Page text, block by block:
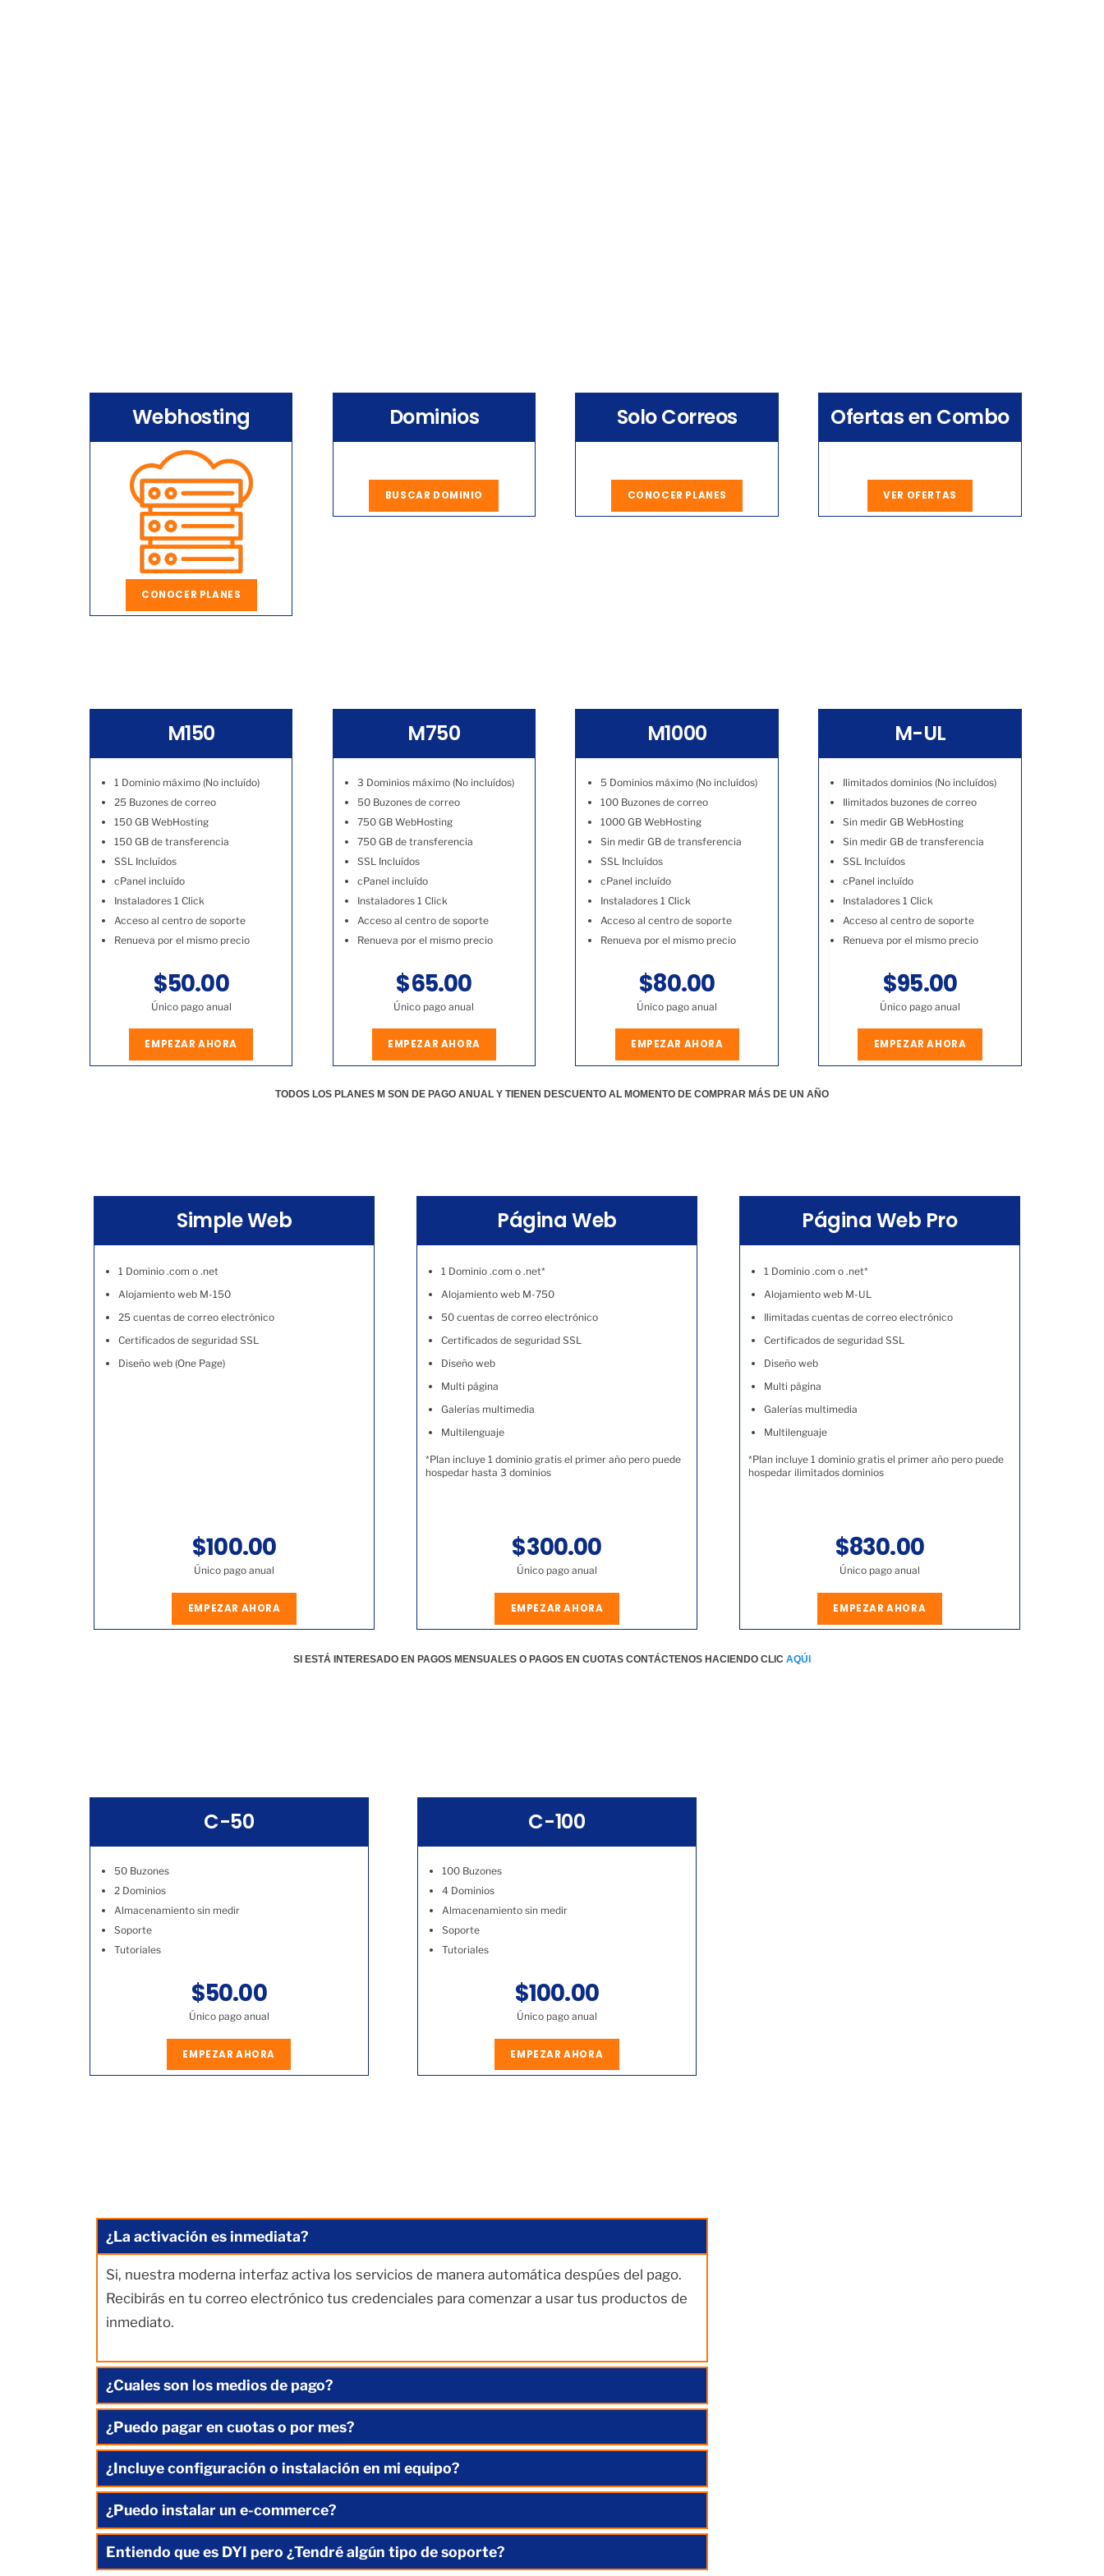
Webhosting
CONOCER PLANES
Dominios
BUSCAR DOMINIO
Solo Correos
CONOCER PLANES
Ofertas en Combo
VER OFERTAS
M150
1 Dominio máximo (No incluído)
25 Buzones de correo
150 GB WebHosting
150 GB de transferencia
SSL Incluídos
cPanel incluído
Instaladores 1 Click
Acceso al centro de soporte
Renueva por el mismo precio
$50.00
Único pago anual
EMPEZAR AHORA
M750
3 Dominios máximo (No incluídos)
50 Buzones de correo
750 GB WebHosting
750 GB de transferencia
SSL Incluídos
cPanel incluído
Instaladores 1 Click
Acceso al centro de soporte
Renueva por el mismo precio
$65.00
Único pago anual
EMPEZAR AHORA
M1000
5 Dominios máximo (No incluídos)
100 Buzones de correo
1000 GB WebHosting
Sin medir GB de transferencia
SSL Incluídos
cPanel incluído
Instaladores 1 Click
Acceso al centro de soporte
Renueva por el mismo precio
$80.00
Único pago anual
EMPEZAR AHORA
M-UL
Ilimitados dominios (No incluídos)
Ilimitados buzones de correo
Sin medir GB WebHosting
Sin medir GB de transferencia
SSL Incluídos
cPanel incluído
Instaladores 1 Click
Acceso al centro de soporte
Renueva por el mismo precio
$95.00
Único pago anual
EMPEZAR AHORA
TODOS LOS PLANES M SON DE PAGO ANUAL Y TIENEN DESCUENTO AL MOMENTO DE COMPRAR MÁS DE UN AÑO
Simple Web
1 Dominio .com o .net
Alojamiento web M-150
25 cuentas de correo electrónico
Certificados de seguridad SSL
Diseño web (One Page)
$100.00
Único pago anual
EMPEZAR AHORA
Página Web
1 Dominio .com o .net*
Alojamiento web M-750
50 cuentas de correo electrónico
Certificados de seguridad SSL
Diseño web
Multi página
Galerías multimedia
Multilenguaje
*Plan incluye 1 dominio gratis el primer año pero puede
hospedar hasta 3 dominios
$300.00
Único pago anual
EMPEZAR AHORA
Página Web Pro
1 Dominio .com o .net*
Alojamiento web M-UL
Ilimitadas cuentas de correo electrónico
Certificados de seguridad SSL
Diseño web
Multi página
Galerías multimedia
Multilenguaje
*Plan incluye 1 dominio gratis el primer año pero puede
hospedar ilimitados dominios
$830.00
Único pago anual
EMPEZAR AHORA
SI ESTÁ INTERESADO EN PAGOS MENSUALES O PAGOS EN CUOTAS CONTÁCTENOS HACIENDO CLIC AQÚI
C-50
50 Buzones
2 Dominios
Almacenamiento sin medir
Soporte
Tutoriales
$50.00
Único pago anual
EMPEZAR AHORA
C-100
100 Buzones
4 Dominios
Almacenamiento sin medir
Soporte
Tutoriales
$100.00
Único pago anual
EMPEZAR AHORA
¿La activación es inmediata?
Si, nuestra moderna interfaz activa los servicios de manera automática despúes del pago.
Recibirás en tu correo electrónico tus credenciales para comenzar a usar tus productos de
inmediato.
¿Cuales son los medios de pago?
¿Puedo pagar en cuotas o por mes?
¿Incluye configuración o instalación en mi equipo?
¿Puedo instalar un e-commerce?
Entiendo que es DYI pero ¿Tendré algún tipo de soporte?